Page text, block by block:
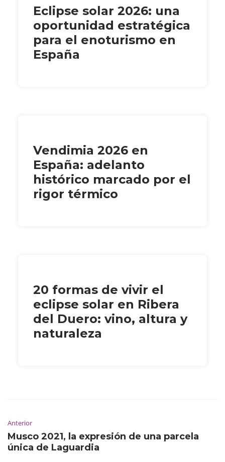
Eclipse solar 2026: una
oportunidad estratégica
para el enoturismo en
España
Vendimia 2026 en
España: adelanto
histórico marcado por el
rigor térmico
20 formas de vivir el
eclipse solar en Ribera
del Duero: vino, altura y
naturaleza
Anterior
Musco 2021, la expresión de una parcela
única de Laguardia